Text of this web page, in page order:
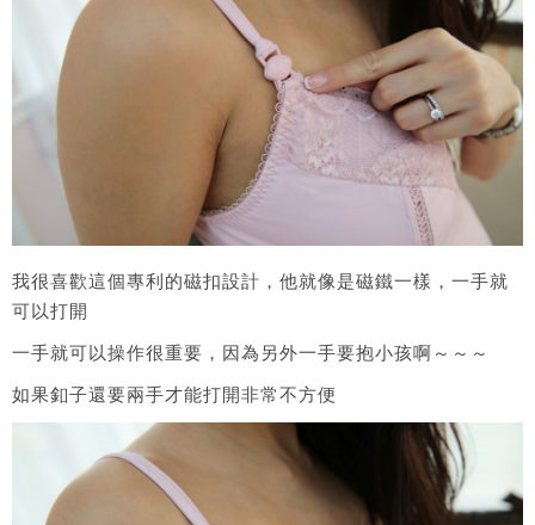
我很喜歡這個專利的磁扣設計，他就像是磁鐵一樣，一手就
可以打開
一手就可以操作很重要，因為另外一手要抱小孩啊～～～
如果釦子還要兩手才能打開非常不方便